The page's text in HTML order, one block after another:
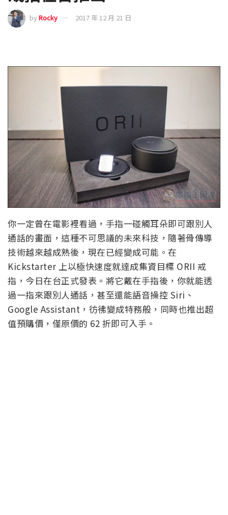
byRocky 2017 年 12 月 21 日
你一定曾在電影裡看過，手指一碰觸耳朵即可跟別人
通話的畫面，這種不可思議的未來科技，隨著骨傳導
技術越來越成熟後，現在已經變成可能。在
Kickstarter 上以極快速度就達成集資目標 ORII 戒
指，今日在台正式發表。將它戴在手指後，你就能透
過一指來跟別人通話，甚至還能語音操控 Siri、
Google Assistant，彷彿變成特務般，同時也推出超
值預購價，僅原價的 62 折即可入手。